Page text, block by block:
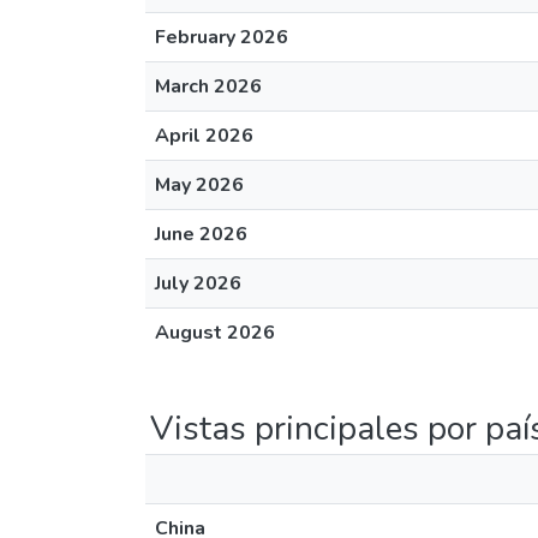
February 2026
March 2026
April 2026
May 2026
June 2026
July 2026
August 2026
Vistas principales por
China